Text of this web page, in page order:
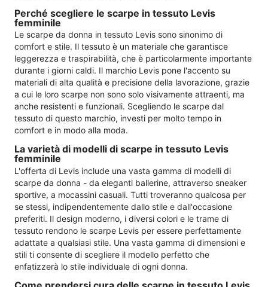
Perché scegliere le scarpe in tessuto Levis
femminile
Le scarpe da donna in tessuto Levis sono sinonimo di
comfort e stile. Il tessuto è un materiale che garantisce
leggerezza e traspirabilità, che è particolarmente importante
durante i giorni caldi. Il marchio Levis pone l'accento su
materiali di alta qualità e precisione della lavorazione, grazie
a cui le loro scarpe non sono solo visivamente attraenti, ma
anche resistenti e funzionali. Scegliendo le scarpe dal
tessuto di questo marchio, investi per molto tempo in
comfort e in modo alla moda.
La varietà di modelli di scarpe in tessuto Levis
femminile
L'offerta di Levis include una vasta gamma di modelli di
scarpe da donna - da eleganti ballerine, attraverso sneaker
sportive, a mocassini casuali. Tutti troveranno qualcosa per
se stessi, indipendentemente dallo stile e dall'occasione
preferiti. Il design moderno, i diversi colori e le trame di
tessuto rendono le scarpe Levis per essere perfettamente
adattate a qualsiasi stile. Una vasta gamma di dimensioni e
stili ti consente di scegliere il modello perfetto che
enfatizzerà lo stile individuale di ogni donna.